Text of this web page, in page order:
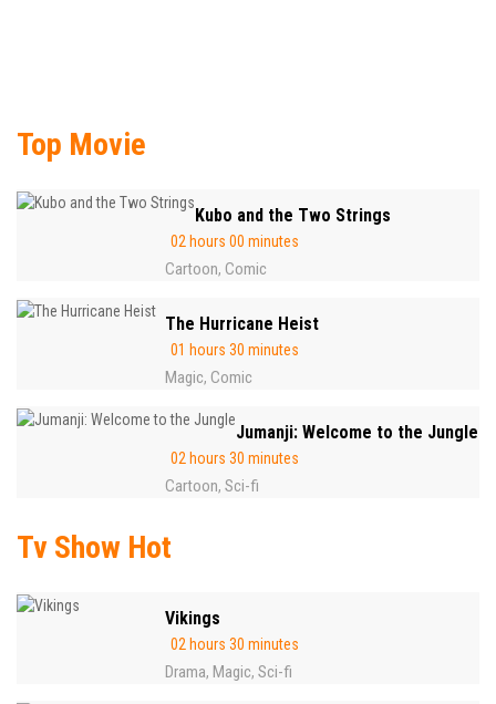
Top Movie
Kubo and the Two Strings
02 hours 00 minutes
Cartoon, Comic
The Hurricane Heist
01 hours 30 minutes
Magic, Comic
Jumanji: Welcome to the Jungle
02 hours 30 minutes
Cartoon, Sci-fi
Tv Show Hot
Vikings
02 hours 30 minutes
Drama, Magic, Sci-fi